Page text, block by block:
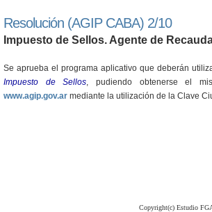
Resolución (AGIP CABA) 2/10
Impuesto de Sellos. Agente de
Se aprueba el programa aplicativo que deberán
Impuesto de Sellos, pudiendo obtenerse el
www.agip.gov.ar mediante la utilización de la Clave
Copyright(c) Estudio